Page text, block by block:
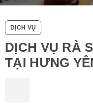
DỊCH VỤ
DỊCH VỤ RÀ
TẠI HƯNG